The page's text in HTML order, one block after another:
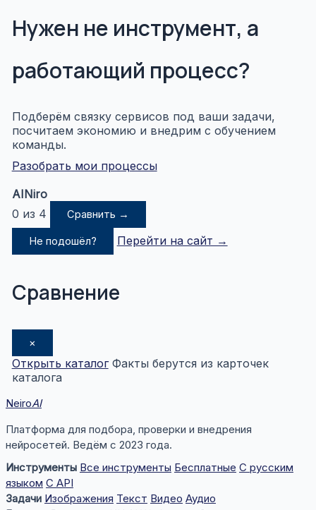
Нужен не инструмент, а
работающий процесс?
Подберём связку сервисов под ваши задачи,
посчитаем экономию и внедрим с обучением
команды.
Разобрать мои процессы
AINiro
0 из 4
Сравнить →
Не подошёл? Перейти на сайт →
Сравнение
×
Открыть каталог Факты берутся из карточек
каталога
NeiroAI
Платформа для подбора, проверки и внедрения
нейросетей. Ведём с 2023 года.
Инструменты Все инструменты Бесплатные С русским
языком С API
Задачи Изображения Текст Видео Аудио